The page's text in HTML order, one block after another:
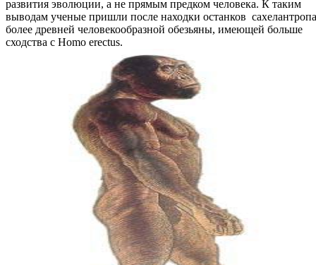
развития эволюции, а не прямым предком человека. К таким
выводам ученые пришли после находки останков
более древней человекообразной обезьяны, имеющей больше
сходства с Homo erectus.